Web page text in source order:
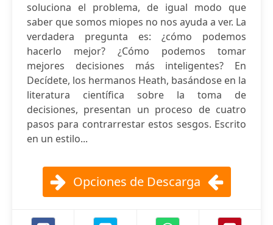
soluciona el problema, de igual modo que
saber que somos miopes no nos ayuda a ver. La
verdadera pregunta es: ¿cómo podemos
hacerlo mejor? ¿Cómo podemos tomar
mejores decisiones más inteligentes? En
Decídete, los hermanos Heath, basándose en la
literatura científica sobre la toma de
decisiones, presentan un proceso de cuatro
pasos para contrarrestar estos sesgos. Escrito
en un estilo...
Opciones de Descarga